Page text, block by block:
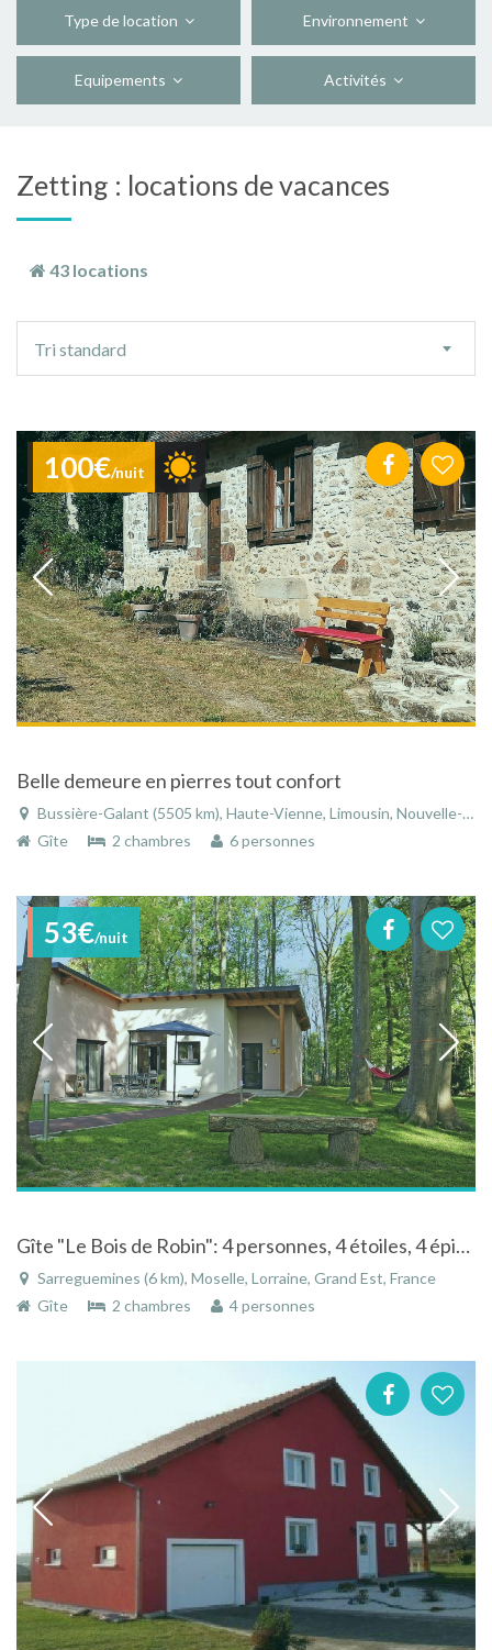
Type de location Environnement
Equipements Activités
Zetting : locations de vacances
43 locations
tri
Tri standard
100€/nuit
Belle demeure en pierres tout confort
Bussière-Galant (5505 km), Haute-Vienne, Limousin, Nouvelle-Aquitaine, France
Gîte
2 chambres 6 personnes
53€/nuit
Gîte "Le Bois de Robin": 4 personnes, 4 étoiles, 4 épis, sans barrières
Sarreguemines (6 km), Moselle, Lorraine, Grand Est, France
Gîte
2 chambres 4 personnes